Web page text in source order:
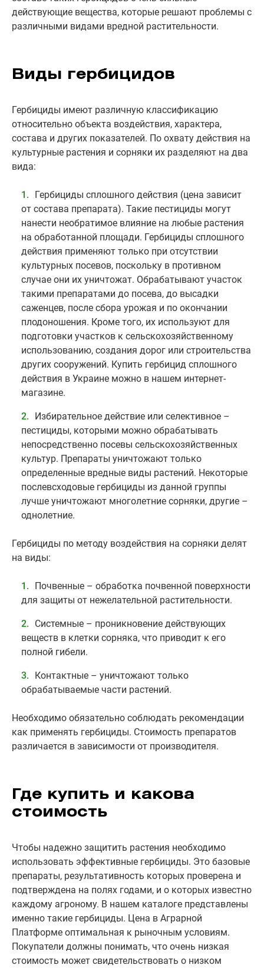
действующие вещества, которые решают проблемы с
различными видами вредной растительности.
Виды гербицидов
Гербициды имеют различную классификацию
относительно объекта воздействия, характера,
состава и других показателей. По охвату действия на
культурные растения и сорняки их разделяют на два
вида:
Гербициды сплошного действия (цена зависит
от состава препарата). Такие пестициды могут
нанести необратимое влияние на любые растения
на обработанной площади. Гербициды сплошного
действия применяют только при отсутствии
культурных посевов, поскольку в противном
случае они их уничтожат. Обрабатывают участок
такими препаратами до посева, до высадки
саженцев, после сбора урожая и по окончании
плодоношения. Кроме того, их используют для
подготовки участков к сельскохозяйственному
использованию, создания дорог или строительства
других сооружений. Купить гербицид сплошного
действия в Украине можно в нашем интернет-
магазине.
Избирательное действие или селективное –
пестициды, которыми можно обрабатывать
непосредственно посевы сельскохозяйственных
культур. Препараты уничтожают только
определенные вредные виды растений. Некоторые
послевсходовые гербициды из данной группы
лучше уничтожают многолетние сорняки, другие –
однолетние.
Гербициды по методу воздействия на сорняки делят
на виды:
Почвенные – обработка почвенной поверхности
для защиты от нежелательной растительности.
Системные – проникновение действующих
веществ в клетки сорняка, что приводит к его
полной гибели.
Контактные – уничтожают только
обрабатываемые части растений.
Необходимо обязательно соблюдать рекомендации
как применять гербициды. Стоимость препаратов
различается в зависимости от производителя.
Где купить и какова
стоимость
Чтобы надежно защитить растения необходимо
использовать эффективные гербициды. Это базовые
препараты, результативность которых проверена и
подтверждена на полях годами, и о которых известно
каждому агроному. В нашем каталоге представлены
именно такие гербициды. Цена в Аграрной
Платформе оптимальная к рыночным условиям.
Покупатели должны понимать, что очень низкая
стоимость может свидетельствовать о низком